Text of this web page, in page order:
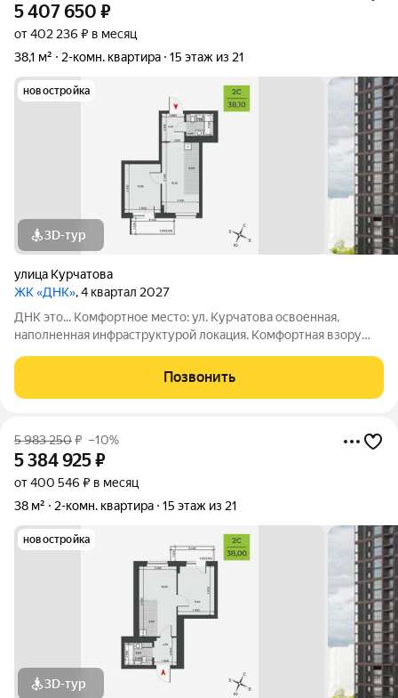
5 407 650 ₽
от 402 236 ₽ в месяц
38,1 м²
2-комн. квартира 15 этаж из 21
новостройка
3D-тур
улица Курчатова
ЖК «ДНК», 4 квартал 2027
ДНК это... Комфортное место: ул. Курчатова освоенная,
наполненная инфраструктурой локация. Комфортная взору
многообразие планировок, квартиры с
Позвонить
5 983 250₽ –10%
5 384 925₽
от 400 546 ₽ в месяц
38 м²
2-комн. квартира 15 этаж из 21
новостройка
3D-тур